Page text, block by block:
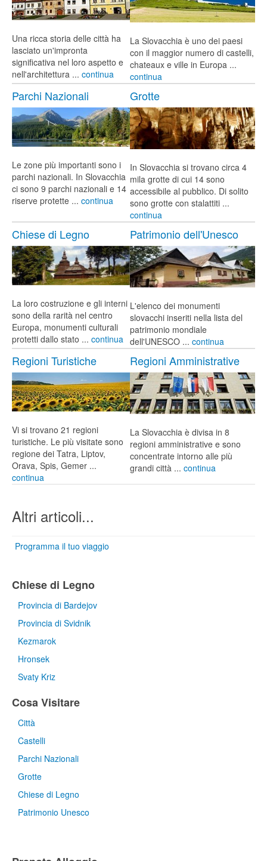
Una ricca storia delle città ha
lasciato un'impronta
significativa nel loro aspetto e
nell'architettura ... continua
La Slovacchia è uno dei paesi
con il maggior numero di castelli,
chateaux e ville in Europa ...
continua
Parchi Nazionali
Le zone più importanti sono i
parchi nazionali. In Slovacchia
ci sono 9 parchi nazionali e 14
riserve protette ... continua
Grotte
In Slovacchia si trovano circa 4
mila grotte di cui 14 sono
accessibile al pubblico. Di solito
sono grotte con stalattiti ...
continua
Chiese di Legno
La loro costruzione e gli interni
sono della rarità nel centro
Europa, monumenti culturali
protetti dallo stato ... continua
Patrimonio dell'Unesco
L'elenco dei monumenti
slovacchi inseriti nella lista del
patrimonio mondiale
dell'UNESCO ... continua
Regioni Turistiche
Vi si trovano 21 regioni
turistiche. Le più visitate sono
regione dei Tatra, Liptov,
Orava, Spis, Gemer ...
continua
Regioni Amministrative
La Slovacchia è divisa in 8
regioni amministrative e sono
concentrate intorno alle più
grandi città ... continua
Altri articoli...
Programma il tuo viaggio
Chiese di Legno
Provincia di Bardejov
Provincia di Svidnik
Kezmarok
Hronsek
Svaty Kriz
Cosa Visitare
Città
Castelli
Parchi Nazionali
Grotte
Chiese di Legno
Patrimonio Unesco